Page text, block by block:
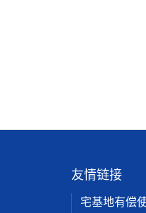
友情链接
宅基地有偿